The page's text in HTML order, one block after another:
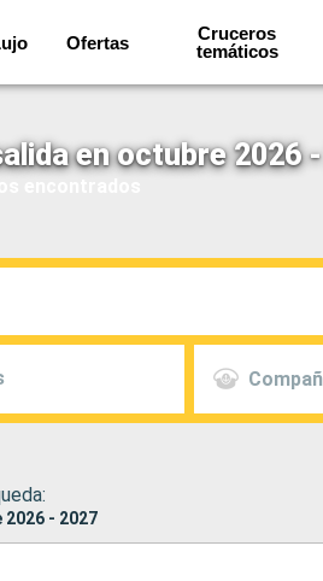
Ofertas
Cruceros
temáticos
en octubre 2026
- 2027